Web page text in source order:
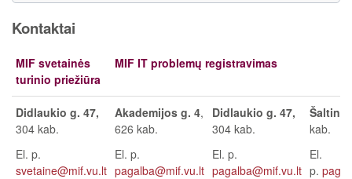
Kontaktai
MIF svetainės
turinio priežiūra
MIF IT problemų registravimas
Didlaukio g. 47,
304 kab.
El. p.
svetaine@mif.vu.lt
Akademijos g. 4,
626 kab.
El. p.
pagalba@mif.vu.lt
Didlaukio g. 47,
304 kab.
El. p.
pagalba@mif.vu.lt
kab.
El.
p.